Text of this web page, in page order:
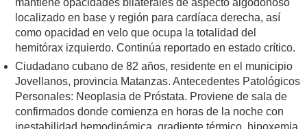
mantiene opacidades bilaterales de aspecto algodonoso
localizado en base y región para cardíaca derecha, así
como opacidad en velo que ocupa la totalidad del
hemitórax izquierdo. Continúa reportado en estado crítico.
Ciudadano cubano de 82 años, residente en el municipio
Jovellanos, provincia Matanzas. Antecedentes Patológicos
Personales: Neoplasia de Próstata. Proviene de sala de
confirmados donde comienza en horas de la noche con